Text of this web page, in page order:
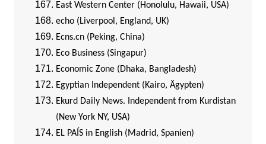
East Western Center (Honolulu, Hawaii, USA)
echo (Liverpool, England, UK)
Ecns.cn (Peking, China)
Eco Business (Singapur)
Economic Zone (Dhaka, Bangladesh)
Egyptian Independent (Kairo, Ägypten)
Ekurd Daily News. Independent from Kurdistan
(New York NY, USA)
EL PAÍS in English (Madrid, Spanien)